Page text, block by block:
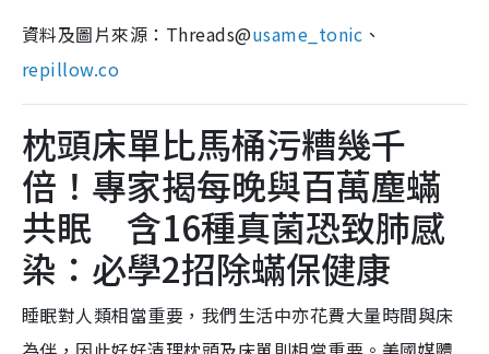
資料及圖片來源：Threads@usame_tonic 、
repillow.co
枕頭床單比馬桶污糟幾千
倍！專家揭每晚與百萬塵蟎
共眠 含16種真菌恐致肺感
染：必學2招除蟎保健康
睡眠對人類相當重要，我們生活中亦花費大量時間與床